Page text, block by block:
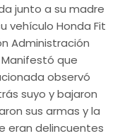
junto a su madre
vehículo Honda Fit
Administración
que
observó
suyo y bajaron
sus armas y la
eran delincuentes